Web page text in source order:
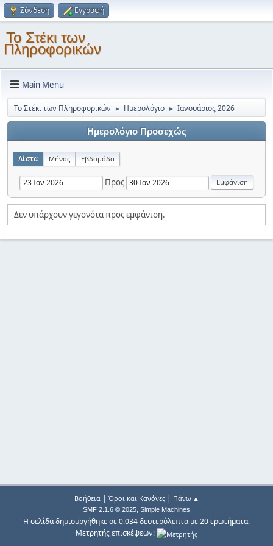
Σύνδεση Εγγραφή
Το Στέκι των
Πληροφορικών
Main Menu
Το Στέκι των Πληροφορικών ► Ημερολόγιο ► Ιανουάριος 2026
Ημερολόγιο Προσεχώς
Λίστα Μήνας Εβδομάδα
Προς
Δεν υπάρχουν γεγονότα προς εμφάνιση.
Βοήθεια| Όροι και Κανόνες| Πάνω ▲
SMF 2.1.6 © 2025, Simple Machines
Η σελίδα δημιουργήθηκε σε 0.034 δευτερόλεπτα με 20 ερωτήματα.
Μετρητής επισκέψεων: